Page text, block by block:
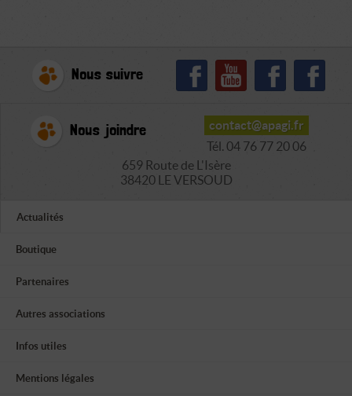
Nous suivre
Nous joindre
contact@apagi.fr
Tél. 04 76 77 20 06
659 Route de L'Isère
38420 LE VERSOUD
Actualités
Boutique
Partenaires
Autres associations
Infos utiles
Mentions légales